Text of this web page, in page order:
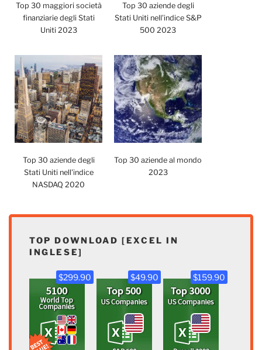
Top 30 maggiori società
finanziarie degli Stati
Uniti 2023
Top 30 aziende degli
Stati Uniti nell'indice S&P
500 2023
Top 30 aziende degli
Stati Uniti nell'indice
NASDAQ 2020
Top 30 aziende al mondo
2023
TOP DOWNLOAD [EXCEL IN
INGLESE]
$299.90 $49.90 $159.90